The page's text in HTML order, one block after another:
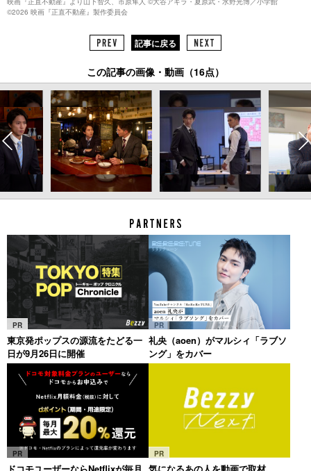
©︎2026 映画『正直不動産』製作委員会
記事に戻る
この記事の画像・動画（16点）
PR
東京発ポップスの源流をたどる一
日が9月26日に開催
PR
礼央（aoen）がマルシィ「ラブソ
ング」をカバー
PR PR